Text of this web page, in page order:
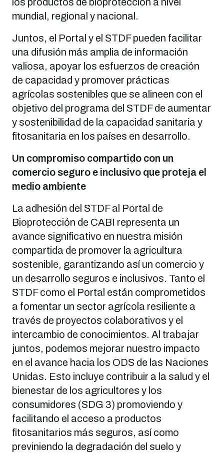
mundial, regional y nacional.
Juntos, el Portal y el STDF pueden facilitar
una difusión más amplia de información
valiosa, apoyar los esfuerzos de creación
de capacidad y promover prácticas
agrícolas sostenibles que se alineen con el
objetivo del programa del STDF de aumentar
y sostenibilidad de la capacidad sanitaria y
fitosanitaria en los países en desarrollo.
Un compromiso compartido con un
comercio seguro e inclusivo que proteja el
medio ambiente
La adhesión del STDF al Portal de
Bioprotección de CABI representa un
avance significativo en nuestra misión
compartida de promover la agricultura
sostenible, garantizando así un comercio y
un desarrollo seguros e inclusivos. Tanto el
STDF como el Portal están comprometidos
a fomentar un sector agrícola resiliente a
través de proyectos colaborativos y el
intercambio de conocimientos. Al trabajar
juntos, podemos mejorar nuestro impacto
en el avance hacia los ODS de las Naciones
Unidas. Esto incluye contribuir a la salud y el
bienestar de los agricultores y los
consumidores (SDG 3) promoviendo y
facilitando el acceso a productos
fitosanitarios más seguros, así como
previniendo la degradación del suelo y